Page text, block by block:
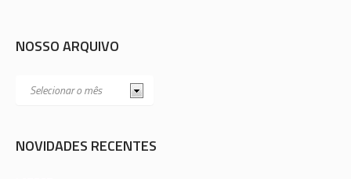
NOSSO ARQUIVO
NOVIDADES RECENTES